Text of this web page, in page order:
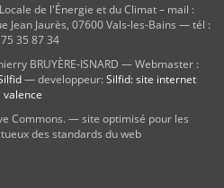
de l'Énergie et du Climat – mail :
Jaurès, 07600 Vals-les-Bains — tél :
35 87 34
BRUYÈRE-ISNARD — Webmaster :
— developpeur:Silfid: site internet
valence
Commons. — site optimisé pour les
des standards du web